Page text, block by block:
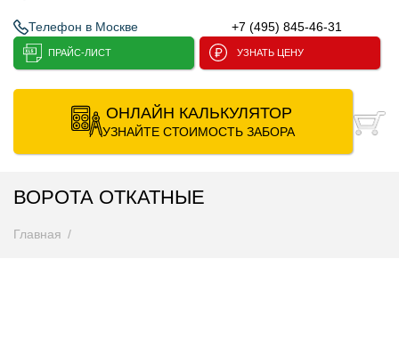
Телефон в Москве +7 (495) 845-46-31
ПРАЙС-ЛИСТ УЗНАТЬ ЦЕНУ
ОНЛАЙН КАЛЬКУЛЯТОР
УЗНАЙТЕ СТОИМОСТЬ ЗАБОРА
ВОРОТА ОТКАТНЫЕ
Главная